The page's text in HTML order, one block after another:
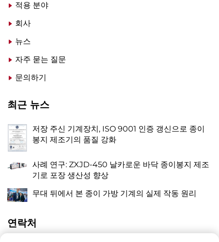
적용 분야
회사
뉴스
자주 묻는 질문
문의하기
최근 뉴스
저장 주신 기계장치, ISO 9001 인증 갱신으로 종이
봉지 제조기의 품질 강화
사례 연구: ZXJD-450 날카로운 바닥 종이봉지 제조
기로 포장 생산성 향상
무대 뒤에서 본 종이 가방 기계의 실제 작동 원리
연락처